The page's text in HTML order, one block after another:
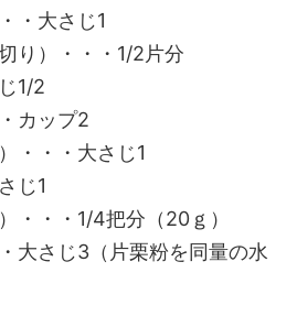
・大さじ1
り）・・・1/2片分
1/2
カップ2
・・・大さじ1
じ1
・・・1/4把分（20ｇ）
大さじ3（片栗粉を同量の水